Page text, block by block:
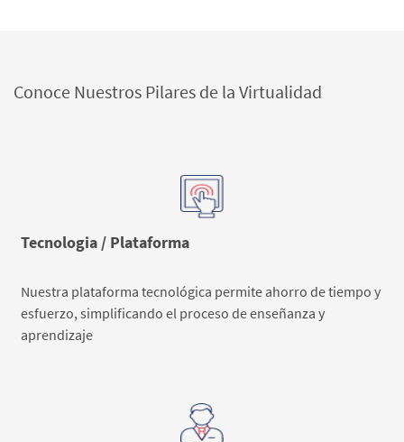
Conoce Nuestros Pilares de la Virtualidad
Tecnologia / Plataforma
Nuestra plataforma tecnológica permite ahorro de tiempo y
esfuerzo, simplificando el proceso de enseñanza y
aprendizaje